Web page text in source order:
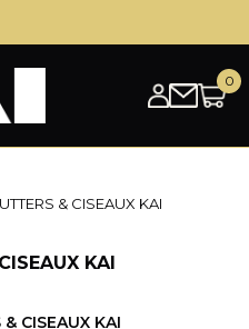
& CISEAUX KAI
KAI
CISEAUX KAI